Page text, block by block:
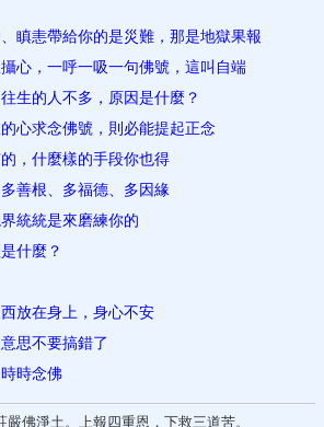
瞋恚帶給你的是災難，那是地獄果報
心，一呼一吸一句佛號，這叫自端
生的人不多，原因是什麼？
心求念佛號，則必能提起正念
，什​麼樣的手段你也得
善根、多福德、多因緣
統統是來磨練你的
什麼？
放在身上，身心不安
思不要搞錯了
時念佛
嚴佛淨土。上報四重恩，下救三道苦。